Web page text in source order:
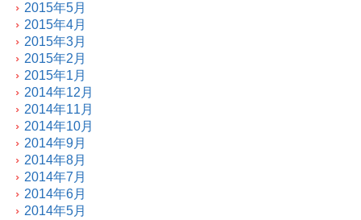
2015年5月
2015年4月
2015年3月
2015年2月
2015年1月
2014年12月
2014年11月
2014年10月
2014年9月
2014年8月
2014年7月
2014年6月
2014年5月